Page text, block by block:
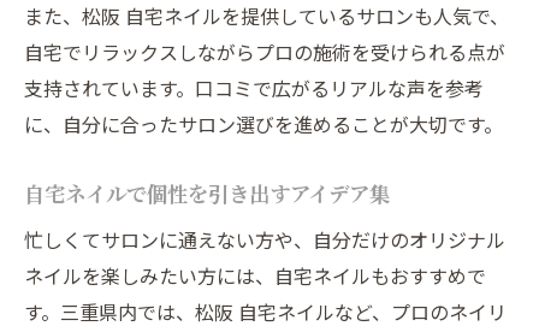
また、松阪 自宅ネイルを提供しているサロンも人気で、
自宅でリラックスしながらプロの施術を受けられる点が
支持されています。口コミで広がるリアルな声を参考
に、自分に合ったサロン選びを進めることが大切です。
自宅ネイルで個性を引き出すアイデア集
忙しくてサロンに通えない方や、自分だけのオリジナル
ネイルを楽しみたい方には、自宅ネイルもおすすめで
す。三重県内では、松阪 自宅ネイルなど、プロのネイリ